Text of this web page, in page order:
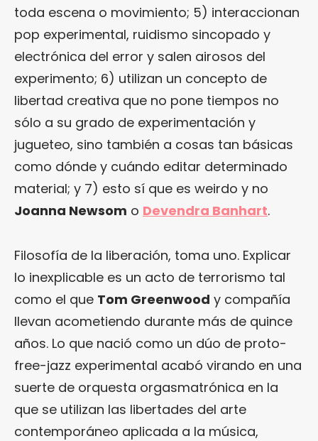
toda escena o movimiento; 5) interaccionan
pop experimental, ruidismo sincopado y
electrónica del error y salen airosos del
experimento; 6) utilizan un concepto de
libertad creativa que no pone tiempos no
sólo a su grado de experimentación y
jugueteo, sino también a cosas tan básicas
como dónde y cuándo editar determinado
material; y 7) esto sí que es weirdo y no
Joanna Newsom o Devendra Banhart.
Filosofía de la liberación, toma uno. Explicar
lo inexplicable es un acto de terrorismo tal
como el que Tom Greenwood y compañía
llevan acometiendo durante más de quince
años. Lo que nació como un dúo de proto-
free-jazz experimental acabó virando en una
suerte de orquesta orgasmatrónica en la
que se utilizan las libertades del arte
contemporáneo aplicada a la música,